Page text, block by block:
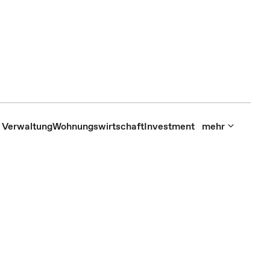
VerwaltungWohnungswirtschaftInvestment mehr